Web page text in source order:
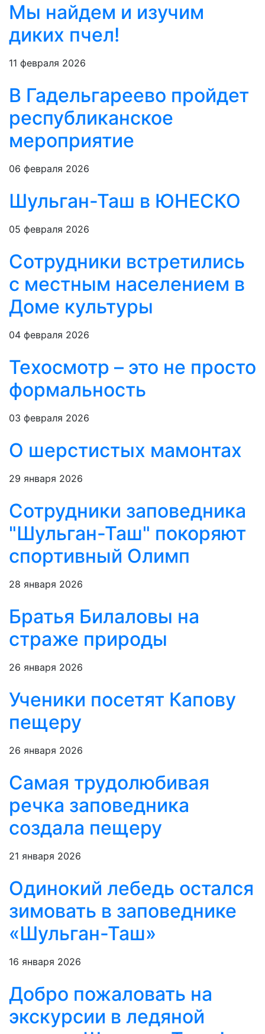
Мы найдем и изучим
диких пчел!
11 февраля 2026
В Гадельгареево пройдет
республиканское
мероприятие
06 февраля 2026
Шульган-Таш в ЮНЕСКО
05 февраля 2026
Сотрудники встретились
с местным населением в
Доме культуры
04 февраля 2026
Техосмотр – это не просто
формальность
03 февраля 2026
О шерстистых мамонтах
29 января 2026
Сотрудники заповедника
"Шульган-Таш" покоряют
спортивный Олимп
28 января 2026
Братья Билаловы на
страже природы
26 января 2026
Ученики посетят Капову
пещеру
26 января 2026
Самая трудолюбивая
речка заповедника
создала пещеру
21 января 2026
Одинокий лебедь остался
зимовать в заповеднике
«Шульган-Таш»
16 января 2026
Добро пожаловать на
экскурсии в ледяной